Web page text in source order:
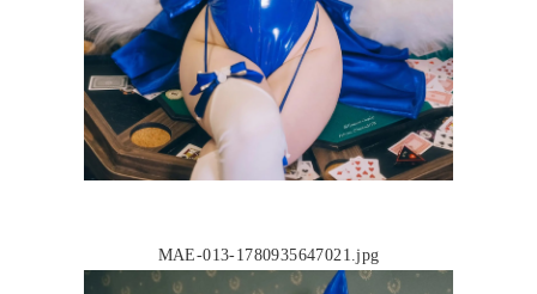
MAE-013-1780935647021.jpg